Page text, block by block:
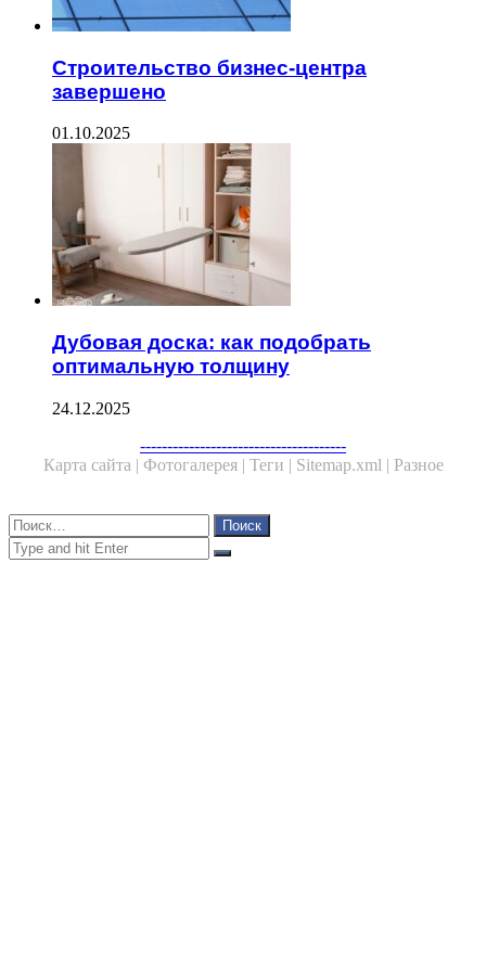
Строительство бизнес-центра
завершено
01.10.2025
Дубовая доска: как подобрать
оптимальную толщину
24.12.2025
--------------------------------------
Карта сайта | Фотогалерея | Теги | Sitemap.xml | Разное
Close
Найти:
Close
Search